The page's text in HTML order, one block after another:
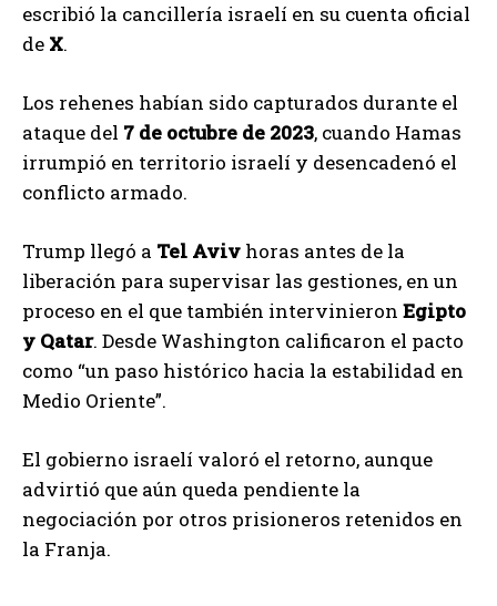
escribió la cancillería israelí en su cuenta oficial
de X.
Los rehenes habían sido capturados durante el
ataque del 7 de octubre de 2023, cuando Hamas
irrumpió en territorio israelí y desencadenó el
conflicto armado.
Trump llegó a Tel Aviv horas antes de la
liberación para supervisar las gestiones, en un
proceso en el que también intervinieron Egipto
y Qatar. Desde Washington calificaron el pacto
como “un paso histórico hacia la estabilidad en
Medio Oriente”.
El gobierno israelí valoró el retorno, aunque
advirtió que aún queda pendiente la
negociación por otros prisioneros retenidos en
la Franja.